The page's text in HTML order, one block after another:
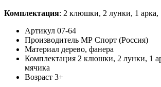
Комплектация: 2 клюшки, 2 лунки, 1 арка,
Артикул 07-64
Производитель МР Спорт (Россия)
Материал дерево, фанера
Комплектация 2 клюшки, 2 лунки, 1
мячика
Возраст 3+